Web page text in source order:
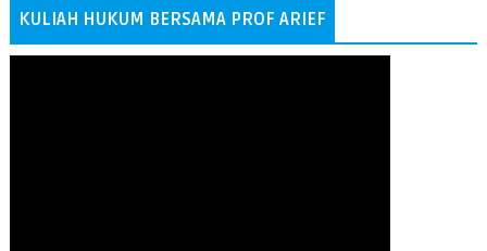
KULIAH HUKUM BERSAMA PROF ARIEF